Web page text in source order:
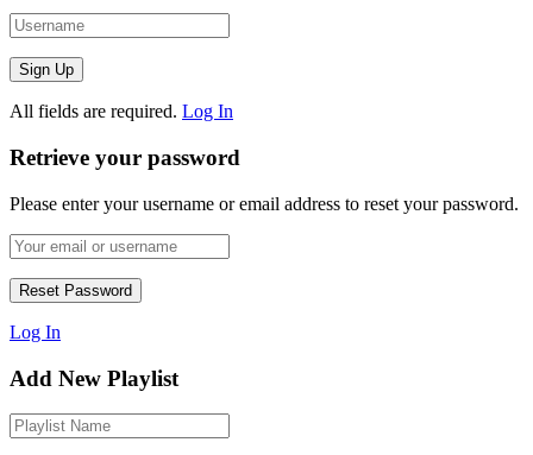
All fields are required. Log In
Retrieve your password
Please enter your username or email address to reset your password.
Log In
Add New Playlist